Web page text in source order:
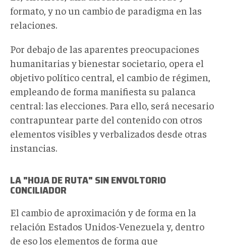
formato, y no un cambio de paradigma en las
relaciones.
Por debajo de las aparentes preocupaciones
humanitarias y bienestar societario, opera el
objetivo político central, el cambio de régimen,
empleando de forma manifiesta su palanca
central: las elecciones. Para ello, será necesario
contrapuntear parte del contenido con otros
elementos visibles y verbalizados desde otras
instancias.
LA "HOJA DE RUTA" SIN ENVOLTORIO
CONCILIADOR
El cambio de aproximación y de forma en la
relación Estados Unidos-Venezuela y, dentro
de eso los elementos de forma que